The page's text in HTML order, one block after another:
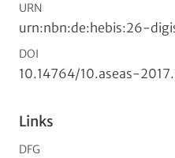
URN
urn:nbn:de:hebis:26-
DOI
10.14764/10.aseas-
Links
DFG